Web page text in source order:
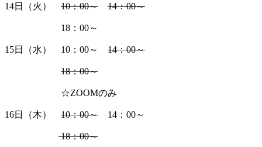
14日（火） 10：00～ 14：00～
18：00～
15日（水） 10：00～ 14：00～
18：00～
☆ZOOMのみ
16日（木） 10：00～ 14：00～
18：00～